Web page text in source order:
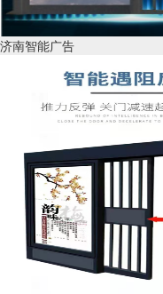
济南智能广告